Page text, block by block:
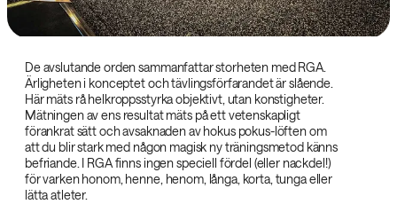
De avslutande orden sammanfattar storheten med RGA.
Ärligheten i konceptet och tävlingsförfarandet är slående.
Här mäts rå helkroppsstyrka objektivt, utan konstigheter.
Mätningen av ens resultat mäts på ett vetenskapligt
förankrat sätt och avsaknaden av hokus pokus-löften om
att du blir stark med någon magisk ny träningsmetod känns
befriande. I RGA finns ingen speciell fördel (eller nackdel!)
för varken honom, henne, henom, långa, korta, tunga eller
lätta atleter.